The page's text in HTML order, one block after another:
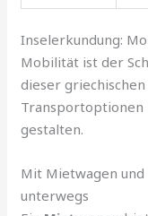
Inselerkundung:
Mobilität ist der
dieser
Transportoptionen
gestalten.
Mit Mietwagen
unterwegs